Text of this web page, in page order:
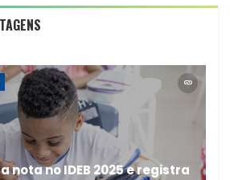
nota no IDEB 2025 e registra